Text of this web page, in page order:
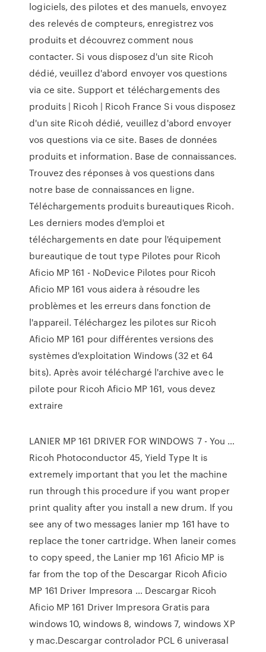
logiciels, des pilotes et des manuels, envoyez
des relevés de compteurs, enregistrez vos
produits et découvrez comment nous
contacter. Si vous disposez d'un site Ricoh
dédié, veuillez d'abord envoyer vos questions
via ce site. Support et téléchargements des
produits | Ricoh | Ricoh France Si vous disposez
d'un site Ricoh dédié, veuillez d'abord envoyer
vos questions via ce site. Bases de données
produits et information. Base de connaissances.
Trouvez des réponses à vos questions dans
notre base de connaissances en ligne.
Téléchargements produits bureautiques Ricoh.
Les derniers modes d'emploi et
téléchargements en date pour l'équipement
bureautique de tout type Pilotes pour Ricoh
Aficio MP 161 - NoDevice Pilotes pour Ricoh
Aficio MP 161 vous aidera à résoudre les
problèmes et les erreurs dans fonction de
l'appareil. Téléchargez les pilotes sur Ricoh
Aficio MP 161 pour différentes versions des
systèmes d'exploitation Windows (32 et 64
bits). Après avoir téléchargé l'archive avec le
pilote pour Ricoh Aficio MP 161, vous devez
extraire
LANIER MP 161 DRIVER FOR WINDOWS 7 - You …
Ricoh Photoconductor 45, Yield Type It is
extremely important that you let the machine
run through this procedure if you want proper
print quality after you install a new drum. If you
see any of two messages lanier mp 161 have to
replace the toner cartridge. When laneir comes
to copy speed, the Lanier mp 161 Aficio MP is
far from the top of the Descargar Ricoh Aficio
MP 161 Driver Impresora … Descargar Ricoh
Aficio MP 161 Driver Impresora Gratis para
windows 10, windows 8, windows 7, windows XP
y mac.Descargar controlador PCL 6 univerasal